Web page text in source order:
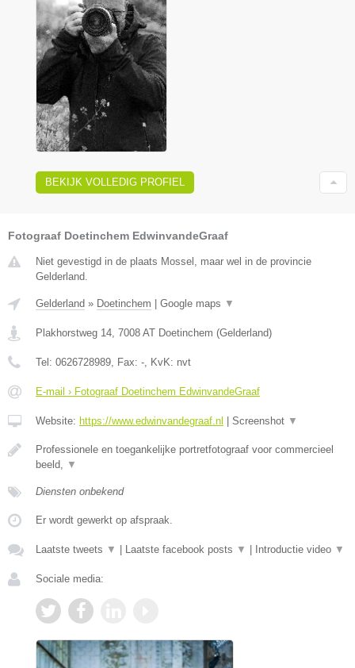
BEKIJK VOLLEDIG PROFIEL
Fotograaf Doetinchem EdwinvandeGraaf
Niet gevestigd in de plaats Mossel, maar wel in de provincie
Gelderland.
Gelderland » Doetinchem Google maps ▼
Plakhorstweg 14 7008 AT Doetinchem (Gelderland)
Tel: 0626728989 , Fax: - , KvK: nvt
E-mail › Fotograaf Doetinchem EdwinvandeGraaf
Website: https://www.edwinvandegraaf.nl Screenshot ▼
Professionele en toegankelijke portretfotograaf voor commercieel
beeld,
▼
Diensten onbekend
Er wordt gewerkt op afspraak.
Laatste tweets ▼ Laatste facebook posts ▼ Introductie video ▼
Sociale media: